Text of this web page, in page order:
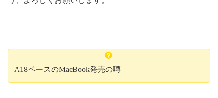
A18ベースのMacBook発売の噂